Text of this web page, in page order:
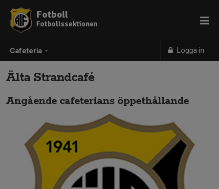
Cafeteria Logga in
Fotboll
Fotbollssektionen
Älta Strandcafé
Angående cafeterians öppethållande